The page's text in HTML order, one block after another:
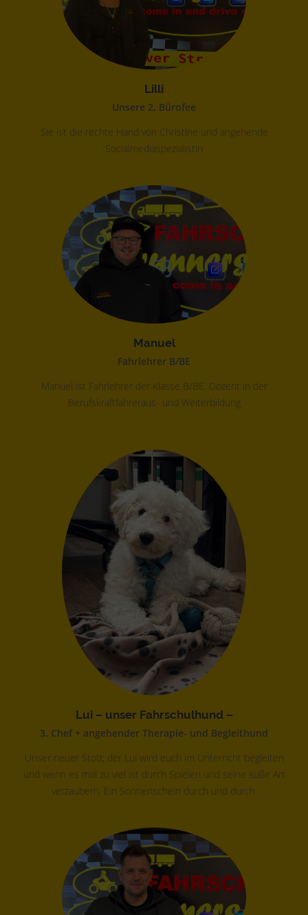
Lilli
Unsere 2. Bürofee
Sie ist die rechte Hand von Christine und angehende
Socialmediaspezialistin
Manuel
Fahrlehrer B/BE
Manuel ist Fahrlehrer der Klasse B/BE. Dozent in der
Berufskraftfahreraus- und Weiterbildung
Lui – unser Fahrschulhund –
3. Chef + angehender Therapie- und Begleithund
Unser neuer Stolz, der Lui wird euch im Unterricht begleiten
und wenn es mal zu viel ist durch Spielen und seine süße Art
verzaubern. Ein Sonnenschein durch und durch.